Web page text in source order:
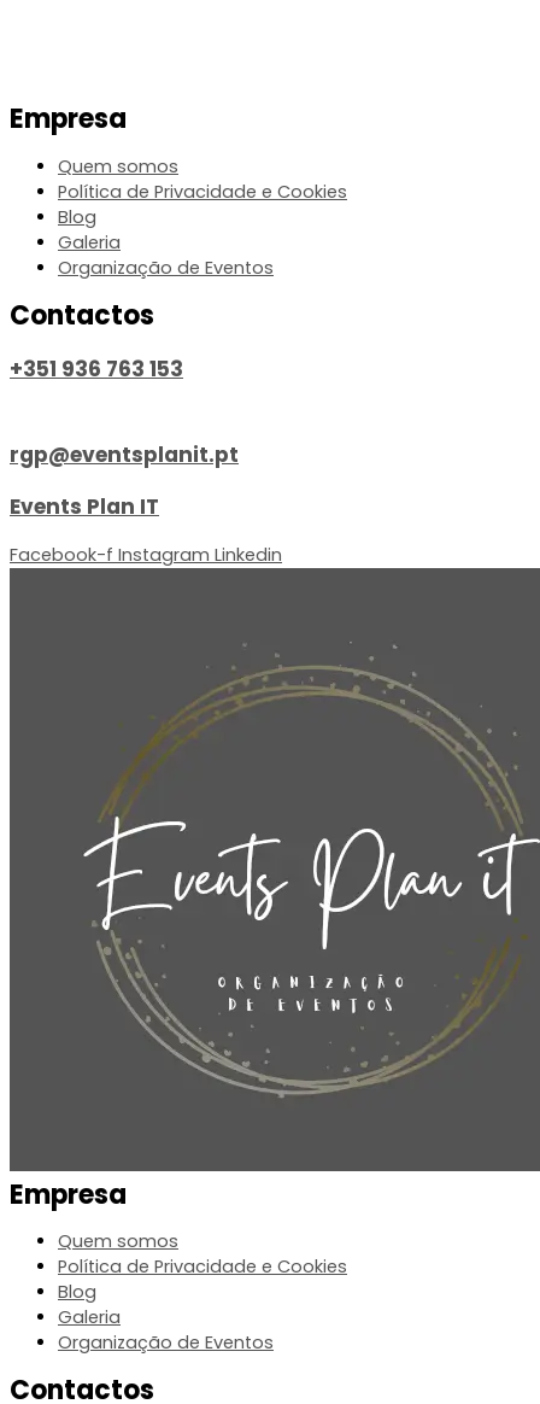
Empresa
Quem somos
Política de Privacidade e Cookies
Blog
Galeria
Organização de Eventos
Contactos
+351 936 763 153
rgp@eventsplanit.pt
Events Plan IT
Facebook-f Instagram Linkedin
Empresa
Quem somos
Política de Privacidade e Cookies
Blog
Galeria
Organização de Eventos
Contactos